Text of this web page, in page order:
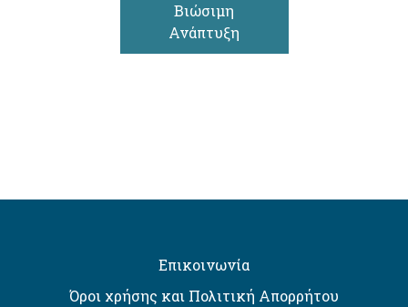
Βιώσιμη
Ανάπτυξη
Επικοινωνία
Όροι χρήσης και Πολιτική Απορρήτου